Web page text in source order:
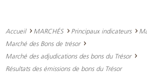
Accueil MARCHÉS Principaux indicateurs
Marché des Bons de trésor
Marché des adjudications des bons du Trésor
Résultats des émissions de bons du Trésor